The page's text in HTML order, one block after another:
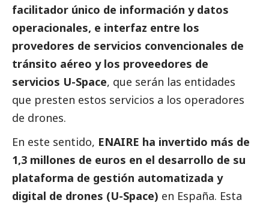
facilitador único de información y datos
operacionales, e interfaz entre los
provedores de servicios convencionales de
tránsito aéreo y los proveedores de
servicios U-Space, que serán las entidades
que presten estos servicios a los operadores
de drones.
En este sentido, ENAIRE ha invertido más de
1,3 millones de euros en el desarrollo de su
plataforma de gestión automatizada y
digital de drones (U-Space) en España. Esta